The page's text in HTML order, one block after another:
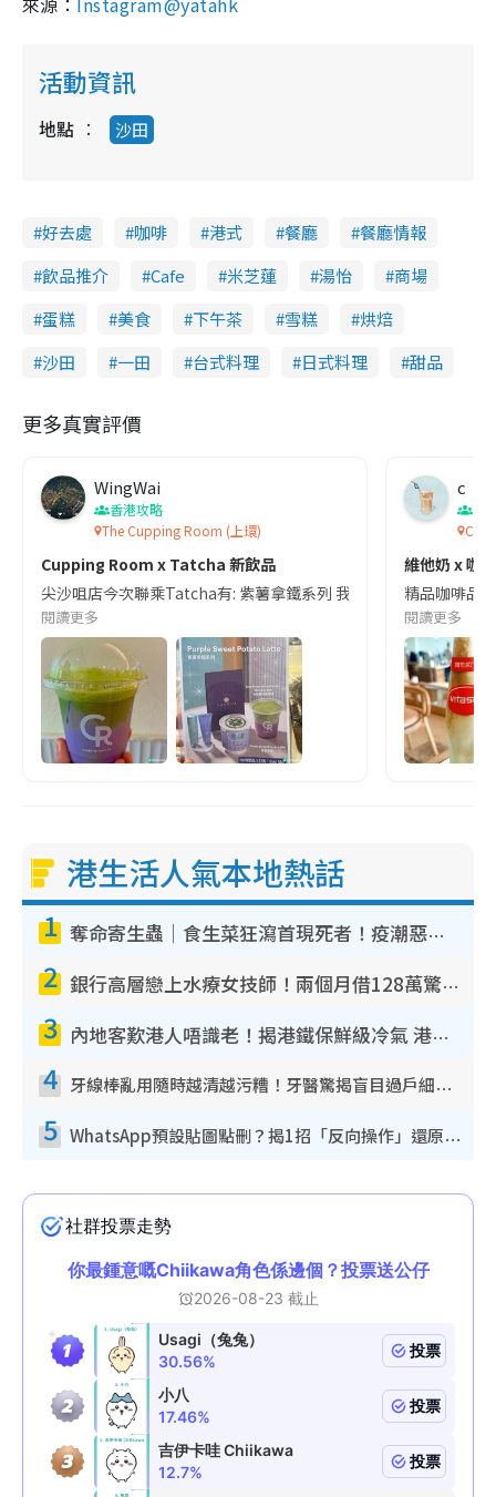
活動資訊
地點 沙田
好去處 咖啡 港式 餐廳
餐廳情報
飲品推介
Cafe 米芝蓮 湯怡
商場
蛋糕
美食 下午茶 雪糕
烘焙
沙田
一田 台式料理 日式料理 甜品
更多真實評價
WingWai
香港攻略
The Cupping Room (上環)
Cupping Room x Tatcha 新飲品
尖沙咀店今次聯乘Tatcha有: 紫薯拿鐵系列 我呢杯｢冰紫薯抹茶
閱讀更多
c
維他奶 x 咖
精品咖啡品
閱讀更多
港生活人氣本地熱話
1 奪命寄生蟲｜食生菜狂瀉首現死者！疫潮惡化錄1.8萬宗病例 揭洗菜3大謬誤
2 銀行高層戀上水療女技師！兩個月借128萬驚覺「沉船」沉落火海 揭背後疑似邪教操控賣淫
3 內地客歎港人唔識老！揭港鐵保鮮級冷氣 港人求放過：咪投訴
4 牙線棒亂用隨時越清越污糟！牙醫驚揭盲目過戶細菌恐致蛀牙：呢種先係日常真保養
5 WhatsApp預設貼圖點刪？揭1招「反向操作」還原簡潔介面 附3步實測教學